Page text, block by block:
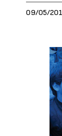
09/05/